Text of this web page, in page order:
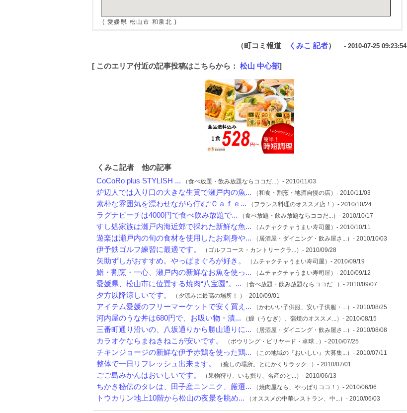
( 愛媛県 松山市 和泉北 )
（町コミ報道 くみこ 記者） - 2010-07-25 09:23:54
[ このエリア付近の記事投稿はこちらから： 松山 中心部]
くみこ記者 他の記事
CoCoRo plus STYLISH ... （食べ放題・飲み放題ならココだ...）- 2010/11/03
炉辺人では入り口の大きな生簀で瀬戸内の魚... （和食・割烹・地酒自慢の店）- 2010/11/03
素朴な雰囲気を漂わせながら佇む“Ｃａｆｅ... （フランス料理のオススメ店！）- 2010/10/24
ラグナビーチは4000円で食べ飲み放題で... （食べ放題・飲み放題ならココだ...）- 2010/10/17
すし処家族は瀬戸内海近郊で採れた新鮮な魚... （ムチャクチャうまい寿司屋）- 2010/10/11
遊楽は瀬戸内の旬の食材を使用したお刺身や... （居酒屋・ダイニング・飲み屋さ...）- 2010/10/03
伊予鉄ゴルフ練習に最適です。 （ゴルフコース・カントリークラ...）- 2010/09/28
矢助ずしがおすすめ。やっぱまぐろが好き。 （ムチャクチャうまい寿司屋）- 2010/09/19
鮨・割烹・一心、瀬戸内の新鮮なお魚を使っ... （ムチャクチャうまい寿司屋）- 2010/09/12
愛媛県、松山市に位置する焼肉“八宝園”。... （食べ放題・飲み放題ならココだ...）- 2010/09/07
夕方以降涼しいです。 （夕涼みに最高の場所！ ）- 2010/09/01
アイテム愛媛のフリーマーケットで安く買え... （かわいい子供服、安い子供服・...）- 2010/08/25
河内屋のうな丼は680円で、お吸い物・漬... （鰻（うなぎ）、蒲焼のオススメ...）- 2010/08/15
三番町通り沿いの、八坂通りから勝山通りに... （居酒屋・ダイニング・飲み屋さ...）- 2010/08/08
カラオケならまねきねこが安いです。 （ボウリング・ビリヤード・卓球...）- 2010/07/25
チキンジョージの新鮮な伊予赤鶏を使った鶏... （この地域の『おいしい』大募集...）- 2010/07/11
整体で一日リフレッシュ出来ます。 （癒しの場所。とにかくリラック...）- 2010/07/01
ごご島みかんはおいしいです。 （果物狩り、いも掘り、名産のと...）- 2010/06/13
ちかき秘伝のタレは、田子産ニンニク、厳選... （焼肉屋なら、やっぱりココ！）- 2010/06/06
トウカリン地上10階から松山の夜景を眺め... （オススメの中華レストラン、中...）- 2010/06/03